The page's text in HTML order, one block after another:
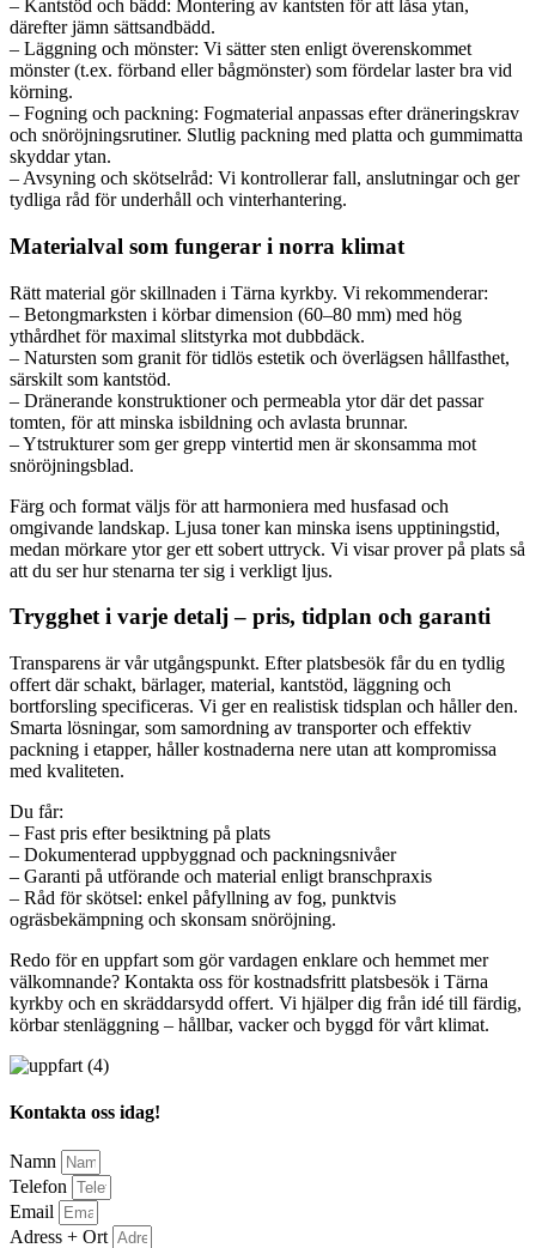
– Kantstöd och bädd: Montering av kantsten för att låsa ytan,
därefter jämn sättsandbädd.
– Läggning och mönster: Vi sätter sten enligt överenskommet
mönster (t.ex. förband eller bågmönster) som fördelar laster bra vid
körning.
– Fogning och packning: Fogmaterial anpassas efter dräneringskrav
och snöröjningsrutiner. Slutlig packning med platta och gummimatta
skyddar ytan.
– Avsyning och skötselråd: Vi kontrollerar fall, anslutningar och ger
tydliga råd för underhåll och vinterhantering.
Materialval som fungerar i norra klimat
Rätt material gör skillnaden i Tärna kyrkby. Vi rekommenderar:
– Betongmarksten i körbar dimension (60–80 mm) med hög
ythårdhet för maximal slitstyrka mot dubbdäck.
– Natursten som granit för tidlös estetik och överlägsen hållfasthet,
särskilt som kantstöd.
– Dränerande konstruktioner och permeabla ytor där det passar
tomten, för att minska isbildning och avlasta brunnar.
– Ytstrukturer som ger grepp vintertid men är skonsamma mot
snöröjningsblad.
Färg och format väljs för att harmoniera med husfasad och
omgivande landskap. Ljusa toner kan minska isens upptiningstid,
medan mörkare ytor ger ett sobert uttryck. Vi visar prover på plats så
att du ser hur stenarna ter sig i verkligt ljus.
Trygghet i varje detalj – pris, tidplan och garanti
Transparens är vår utgångspunkt. Efter platsbesök får du en tydlig
offert där schakt, bärlager, material, kantstöd, läggning och
bortforsling specificeras. Vi ger en realistisk tidsplan och håller den.
Smarta lösningar, som samordning av transporter och effektiv
packning i etapper, håller kostnaderna nere utan att kompromissa
med kvaliteten.
Du får:
– Fast pris efter besiktning på plats
– Dokumenterad uppbyggnad och packningsnivåer
– Garanti på utförande och material enligt branschpraxis
– Råd för skötsel: enkel påfyllning av fog, punktvis
ogräsbekämpning och skonsam snöröjning.
Redo för en uppfart som gör vardagen enklare och hemmet mer
välkomnande? Kontakta oss för kostnadsfritt platsbesök i Tärna
kyrkby och en skräddarsydd offert. Vi hjälper dig från idé till färdig,
körbar stenläggning – hållbar, vacker och byggd för vårt klimat.
Kontakta oss idag!
Namn
Telefon
Email
Adress + Ort